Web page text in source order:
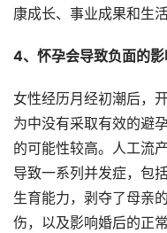
康成长、事业成果和生
4、怀孕会导致负面的
女性经历月经初潮后，
为中没有采取有效的避
的可能性较高。人工流
导致一系列并发症，包
生育能力，剥夺了母亲
伤，以及影响婚后的正常